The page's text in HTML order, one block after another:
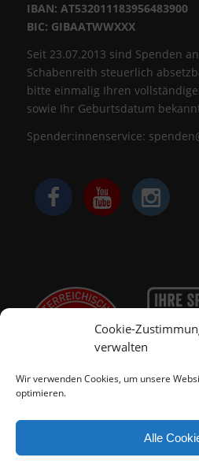
Cookie-
verwalten
Wir verwenden Cookies, um unsere
optimieren.
Alle
IBAN: AT532011183956483900
BIC: GIBAATWWXXX
Seit 23.07.2013 sind Spenden
Schabenreith steuerlich
bitte einmalig Ihren
sowie Ihr Geburtsdatum
Spender:innenservice: